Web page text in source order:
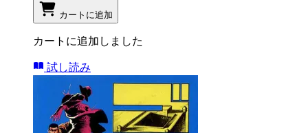
カートに追加
カートに追加しました
試し読み